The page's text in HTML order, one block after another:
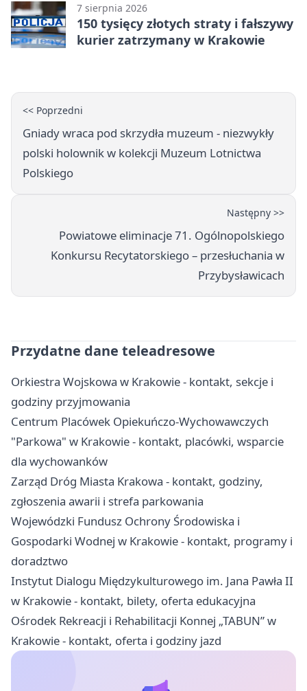
7 sierpnia 2026
150 tysięcy złotych straty i fałszywy
kurier zatrzymany w Krakowie
<< Poprzedni
Gniady wraca pod skrzydła muzeum - niezwykły
polski holownik w kolekcji Muzeum Lotnictwa
Polskiego
Następny >>
Powiatowe eliminacje 71. Ogólnopolskiego
Konkursu Recytatorskiego – przesłuchania w
Przybysławicach
Przydatne dane teleadresowe
Orkiestra Wojskowa w Krakowie - kontakt, sekcje i
godziny przyjmowania
Centrum Placówek Opiekuńczo-Wychowawczych
"Parkowa" w Krakowie - kontakt, placówki, wsparcie
dla wychowanków
Zarząd Dróg Miasta Krakowa - kontakt, godziny,
zgłoszenia awarii i strefa parkowania
Wojewódzki Fundusz Ochrony Środowiska i
Gospodarki Wodnej w Krakowie - kontakt, programy i
doradztwo
Instytut Dialogu Międzykulturowego im. Jana Pawła II
w Krakowie - kontakt, bilety, oferta edukacyjna
Ośrodek Rekreacji i Rehabilitacji Konnej „TABUN” w
Krakowie - kontakt, oferta i godziny jazd